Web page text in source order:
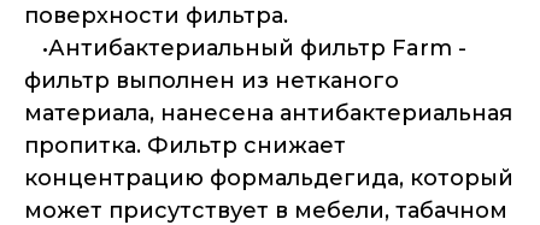
поверхности фильтра.
•Антибактериальный фильтр Farm -
фильтр выполнен из нетканого
материала, нанесена антибактериальная
пропитка. Фильтр снижает
концентрацию формальдегида, который
может присутствует в мебели, табачном